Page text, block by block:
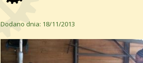
Dodano dnia: 18/11/2013